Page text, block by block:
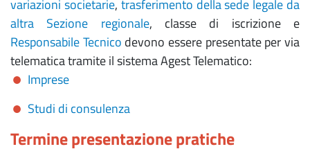
variazioni societarie, trasferimento della sede legale da
altra Sezione regionale, classe di iscrizione e
Responsabile Tecnico devono essere presentate per via
telematica tramite il sistema Agest Telematico:
Imprese
Studi di consulenza
Termine presentazione pratiche